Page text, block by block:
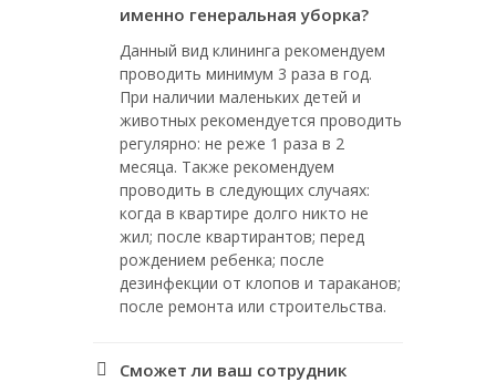
именно генеральная уборка?
Данный вид клининга рекомендуем
проводить минимум 3 раза в год.
При наличии маленьких детей и
животных рекомендуется проводить
регулярно: не реже 1 раза в 2
месяца. Также рекомендуем
проводить в следующих случаях:
когда в квартире долго никто не
жил; после квартирантов; перед
рождением ребенка; после
дезинфекции от клопов и тараканов;
после ремонта или строительства.
Сможет ли ваш сотрудник